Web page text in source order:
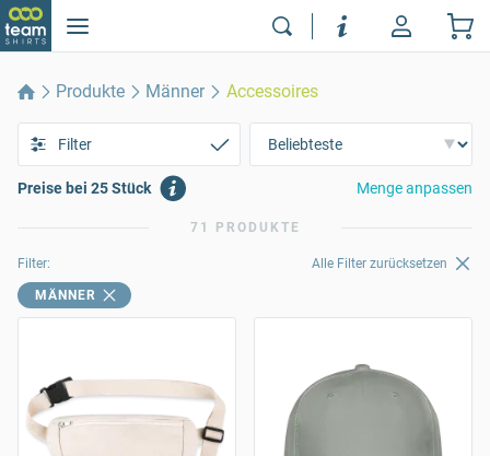
Produkte Männer Accessoires
Filter
Preise bei 25 Stück Menge anpassen
71 PRODUKTE
Filter: Alle Filter zurücksetzen
MÄNNER